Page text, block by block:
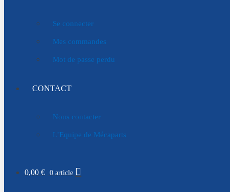
Se connecter
Mes commandes
Mot de passe perdu
CONTACT
Nous contacter
L’Equipe de Mécaparts
0,00 € 0 article